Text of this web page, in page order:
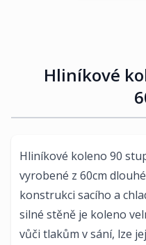
Hliníkové
Hliníkové koleno 90
vyrobené z 60cm
konstrukci sacího a
silné stěně je koleno
vůči tlakům v sání, lze